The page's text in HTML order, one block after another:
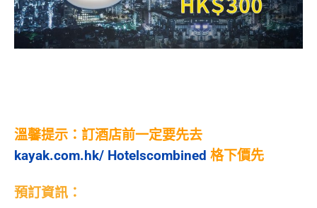
溫馨提示：訂酒店前一定要先去
kayak.com.hk/ Hotelscombined 格下價先
預訂資訊：